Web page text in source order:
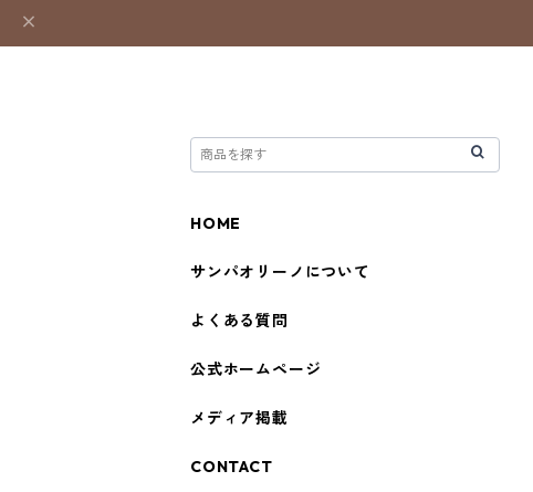
HOME
サンパオリーノについて
よくある質問
公式ホームページ
メディア掲載
CONTACT